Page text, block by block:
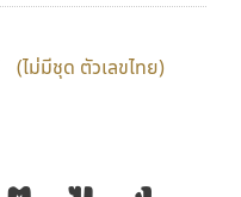
(ไม่มีชุด ตัวเลขไทย)